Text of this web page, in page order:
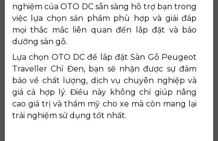
nghiệm của OTO DC sẵn sàng hỗ trợ bạn trong
việc lựa chọn sản phẩm phù hợp và giải đáp
mọi thắc mắc liên quan đến lắp đặt và bảo
dưỡng sàn gỗ.
Lựa chọn OTO DC để lắp đặt Sàn Gỗ Peugeot
Traveller Chỉ Đen, bạn sẽ nhận được sự đảm
bảo về chất lượng, dịch vụ chuyên nghiệp và
giá cả hợp lý. Điều này không chỉ giúp nâng
cao giá trị và thẩm mỹ cho xe mà còn mang lại
trải nghiệm sử dụng tốt nhất.